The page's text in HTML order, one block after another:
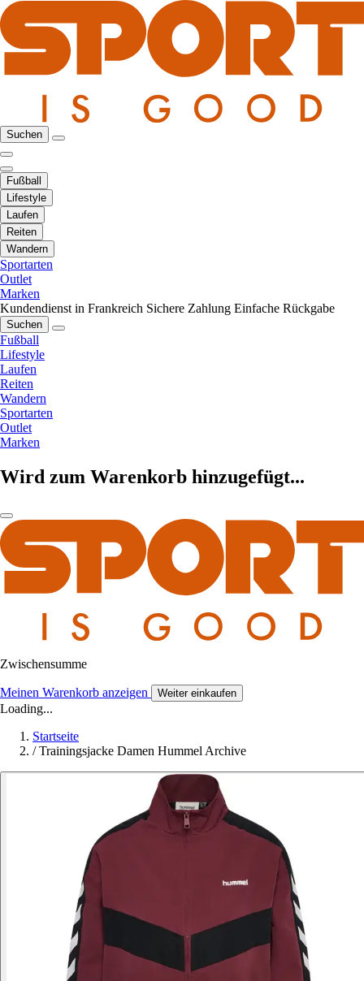
Suchen
Fußball
Lifestyle
Laufen
Reiten
Wandern
Sportarten
Outlet
Marken
Kundendienst in Frankreich Sichere Zahlung Einfache Rückgabe
Suchen
Fußball
Lifestyle
Laufen
Reiten
Wandern
Sportarten
Outlet
Marken
Wird zum Warenkorb hinzugefügt...
Zwischensumme
Meinen Warenkorb anzeigen Weiter einkaufen
Loading...
Startseite
/ Trainingsjacke Damen Hummel Archive